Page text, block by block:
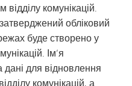
комунікацій.
обліковий
буде створено у
Ім’я
дані для відновлення
комунікацій, а